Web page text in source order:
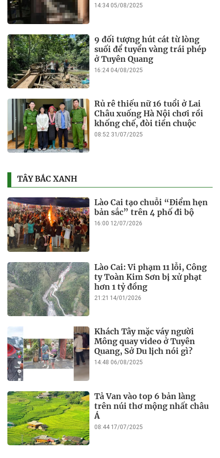
14:34 05/08/2025
9 đối tượng hút cát từ lòng
suối để tuyển vàng trái phép
ở Tuyên Quang
16:24 04/08/2025
Rủ rê thiếu nữ 16 tuổi ở Lai
Châu xuống Hà Nội chơi rồi
khống chế, đòi tiền chuộc
08:52 31/07/2025
TÂY BẮC XANH
Lào Cai tạo chuỗi “Điểm hẹn
bản sắc” trên 4 phố đi bộ
16:00 12/07/2026
Lào Cai: Vi phạm 11 lỗi, Công
ty Toàn Kim Sơn bị xử phạt
hơn 1 tỷ đồng
21:21 14/01/2026
Khách Tây mặc váy người
Mông quay video ở Tuyên
Quang, Sở Du lịch nói gì?
14:48 06/08/2025
Tả Van vào top 6 bản làng
trên núi thơ mộng nhất châu
Á
08:44 17/07/2025